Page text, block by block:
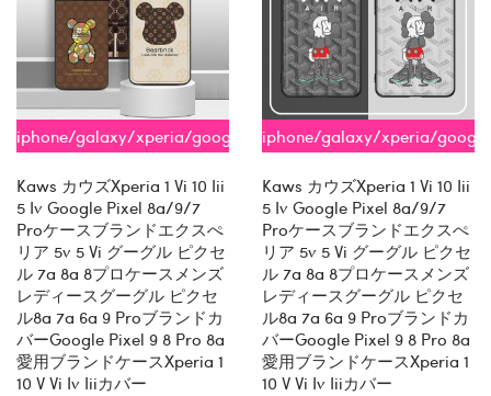
iphone/galaxy/xperia/google
Kaws カウズxperia 1 Vi 10 Iii
5 Iv Google Pixel 8a/9/7
Proケースブランドエクスぺ
リア 5v 5 Vi グーグル ピクセ
ル 7a 8a 8プロケースメンズ
レディースグーグル ピクセ
ル8a 7a 6a 9 Proブランドカ
バーGoogle Pixel 9 8 Pro 8a
愛用ブランドケースxperia 1
10 V Vi Iv Iiiカバー
iphone/galaxy/xperia/google
Kaws カウズxperia 1 Vi 10 Iii
5 Iv Google Pixel 8a/9/7
Proケースブランドエクスぺ
リア 5v 5 Vi グーグル ピクセ
ル 7a 8a 8プロケースメンズ
レディースグーグル ピクセ
ル8a 7a 6a 9 Proブランドカ
バーGoogle Pixel 9 8 Pro 8a
愛用ブランドケースxperia 1
10 V Vi Iv Iiiカバー